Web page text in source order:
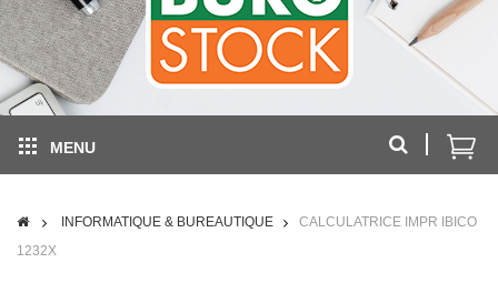
MENU
INFORMATIQUE & BUREAUTIQUE
CALCULATRICE IMPR IBICO
1232X